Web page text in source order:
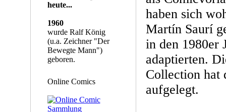
heute...
1960
wurde Ralf König
(u.a. Zeichner "Der
Bewegte Mann")
geboren.
Online Comics
haben sich
Martín Saurí
in den 1980er
adaptierten.
Collection hat
aufgelegt.